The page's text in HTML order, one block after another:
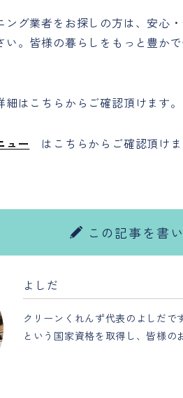
グ業者をお探しの方は、安心
い。皆様の暮らしをもっと豊か
はこちらからご確認頂けます。
ュー はこちらからご確認頂けま
この記事を書
よしだ
クリーンくれんず代表のよしだ
という国家資格を取得し、皆様の